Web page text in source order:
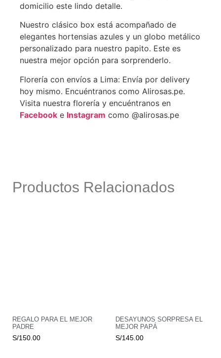
domicilio este lindo detalle.
Nuestro clásico box está acompañado de
elegantes hortensias azules y un globo metálico
personalizado para nuestro papito. Este es
nuestra mejor opción para sorprenderlo.
Florería con envíos a Lima: Envía por delivery
hoy mismo. Encuéntranos como Alirosas.pe.
Visita nuestra florería y encuéntranos en
Facebook e Instagram como @alirosas.pe
Productos Relacionados
REGALO PARA EL MEJOR
PADRE
S/150.00
DESAYUNOS SORPRESA EL
MEJOR PAPÁ
S/145.00